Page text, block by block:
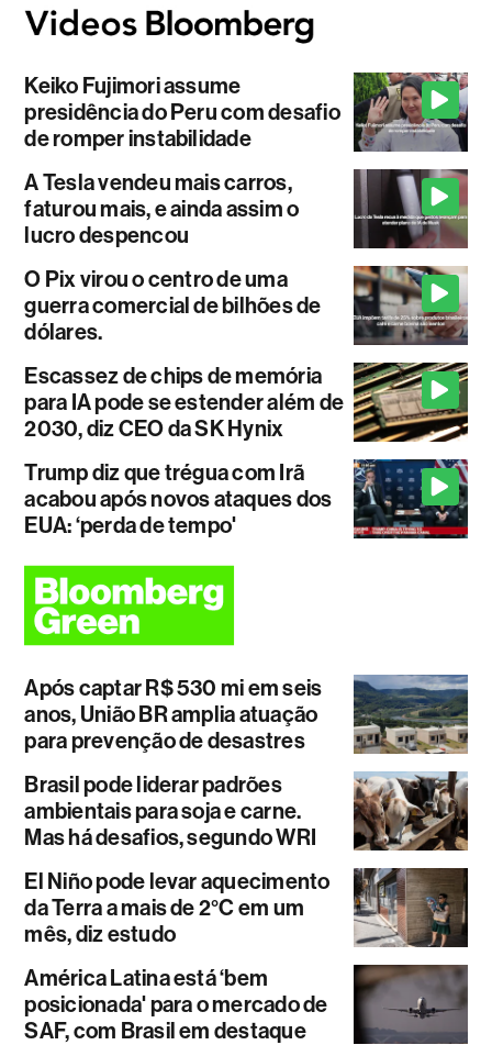
Keiko Fujimori assume
presidência do Peru com desafio
de romper instabilidade
A Tesla vendeu mais carros,
faturou mais, e ainda assim o
lucro despencou
O Pix virou o centro de uma
guerra comercial de bilhões de
dólares.
Escassez de chips de memória
para IA pode se estender além de
2030, diz CEO da SK Hynix
Trump diz que trégua com Irã
acabou após novos ataques dos
EUA: ‘perda de tempo'
Após captar R$ 530 mi em seis
anos, União BR amplia atuação
para prevenção de desastres
Brasil pode liderar padrões
ambientais para soja e carne.
Mas há desafios, segundo WRI
El Niño pode levar aquecimento
da Terra a mais de 2°C em um
mês, diz estudo
América Latina está ‘bem
posicionada' para o mercado de
SAF, com Brasil em destaque